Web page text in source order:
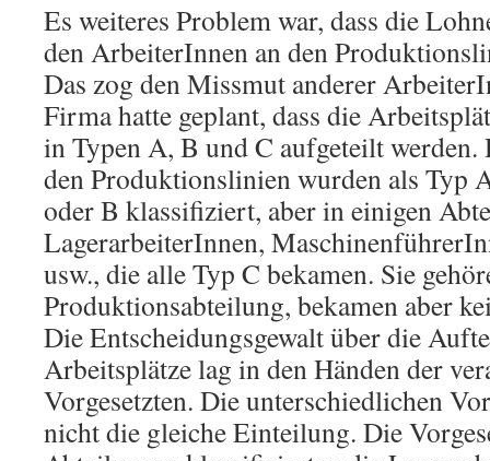
Es weiteres Problem war, dass die
den ArbeiterInnen an den
Das zog den Missmut anderer
Firma hatte geplant, dass die
in Typen A, B und C aufgeteilt
den Produktionslinien wurden als Typ
oder B klassifiziert, aber in einigen
LagerarbeiterInnen,
usw., die alle Typ C bekamen. Sie
Produktionsabteilung, bekamen aber
Die Entscheidungsgewalt über die
Arbeitsplätze lag in den Händen der
Vorgesetzten. Die unterschiedlichen
nicht die gleiche Einteilung. Die